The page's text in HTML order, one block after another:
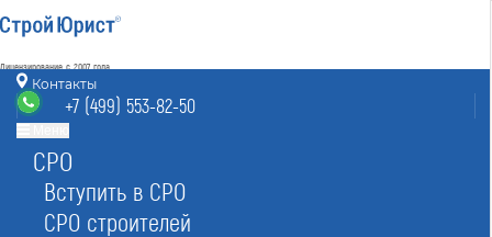
Лицензирование с 2007 года
4.93
Наш рейтинг
80отзывов
8 (800) 700-15-25
без выходных 7:00-20:00
+7 (499) 553-82-50
Контакты
+7 (499) 553-82-50
СРО
Вступить в СРО
СРО строителей